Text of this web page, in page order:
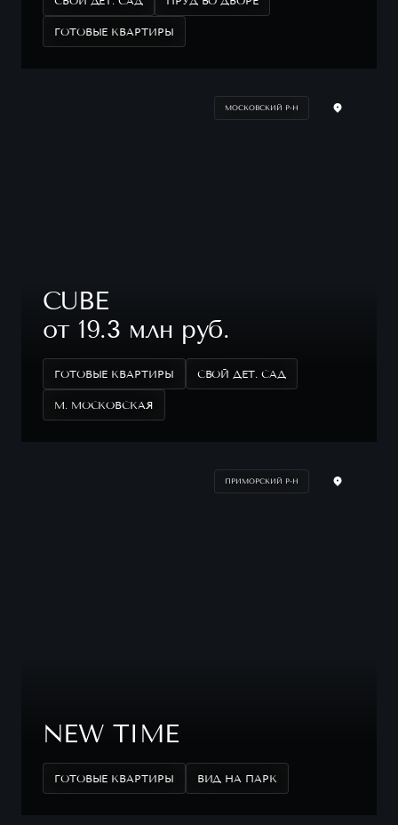
ГОТОВЫЕ КВАРТИРЫ
МОСКОВСКИЙ Р-Н
CUBE
от 19.3 млн руб.
ГОТОВЫЕ КВАРТИРЫ СВОЙ ДЕТ. САД
М. МОСКОВСКАЯ
ПРИМОРСКИЙ Р-Н
NEW TIME
ГОТОВЫЕ КВАРТИРЫ ВИД НА ПАРК